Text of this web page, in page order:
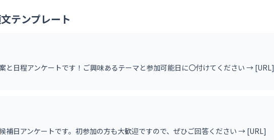
テンプレート
と日程アンケートです！ご興味あるテーマと参加可能日に〇付けてください → [URL]
補日アンケートです。初参加の方も大歓迎ですので、ぜひご回答ください → [URL]